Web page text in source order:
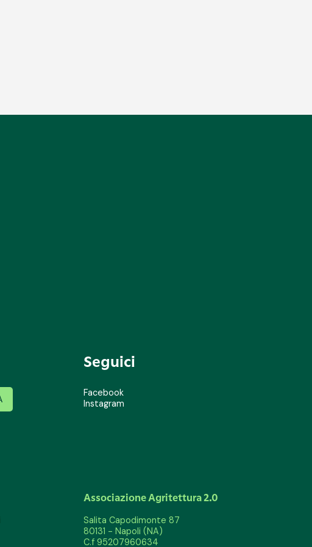
Seguici
Facebook
Instagram
Associazione Agritettura 2.0
Salita Capodimonte 87
80131 - Napoli (NA)
C.f 95207960634